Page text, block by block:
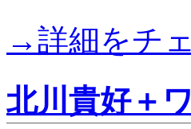
→詳細をチ
北川貴好＋